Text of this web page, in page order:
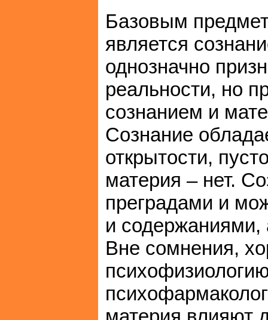
Базовым
является
однозначно
реальности, но
сознанием и
Сознание
открытости,
материя – нет.
преградами и
и содержаниями,
Вне сомнения,